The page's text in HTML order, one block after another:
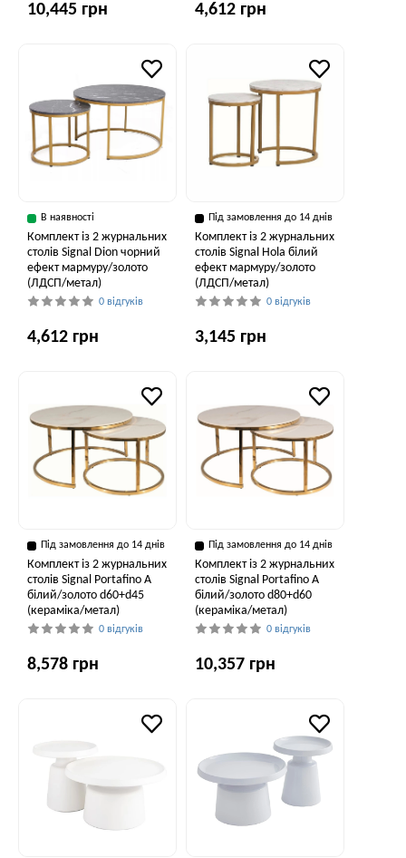
10,445 грн 4,612 грн
В наявності
Комплект із 2 журнальних
столів Signal Dion чорний
ефект мармуру/золото
(ЛДСП/метал)
0 відгуків
4,612 грн
Під замовлення до 14 днів
Комплект із 2 журнальних
столів Signal Hola білий
ефект мармуру/золото
(ЛДСП/метал)
0 відгуків
3,145 грн
Під замовлення до 14 днів
Комплект із 2 журнальних
столів Signal Portafino A
білий/золото d60+d45
(кераміка/метал)
0 відгуків
8,578 грн
Під замовлення до 14 днів
Комплект із 2 журнальних
столів Signal Portafino A
білий/золото d80+d60
(кераміка/метал)
0 відгуків
10,357 грн